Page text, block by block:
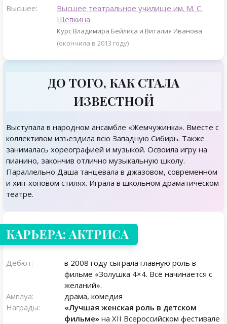
Высшее:
Высшее театральное училище им. М. С.
Щепкина
Курс Владимира Бейлиса и Виталия Иванова
(окончила в 2013 году)
ДО ТОГО, КАК СТАЛА
ИЗВЕСТНОЙ
Выступала в народном ансамбле «Жемчужинка». Вместе с
коллективом изъездила всю Западную Сибирь. Также
занималась хореографией и музыкой. Освоила игру на
пианино, закончив отлично музыкальную школу.
Параллельно Даша танцевала в джазовом, современном
и хип-хоповом стилях. Играла в школьном драматическом
театре.
КАРЬЕРА: АКТРИСА
Дебют:
в 2008 году сыграла главную роль в
фильме «Золушка 4×4. Всё начинается с
желаний».
Амплуа:
драма, комедия
Награды:
«Лучшая женская роль в детском
фильме» на XII Всероссийском фестивале